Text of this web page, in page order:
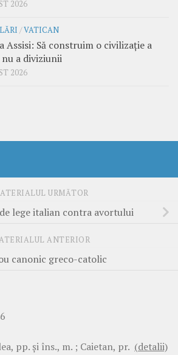
2026
/VATICAN
Assisi: Să construim o civilizație a
a diviziunii
2026
URMĂTOR
lege italian contra avortului
ANTERIOR
canonic greco-catolic
pp. şi îns., m. ; Caietan, pr. (detalii)